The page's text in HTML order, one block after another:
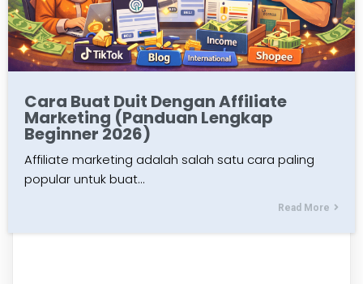
Cara Buat Duit Dengan Affiliate
Marketing (Panduan Lengkap
Beginner 2026)
Affiliate marketing adalah salah satu cara paling
popular untuk buat…
Read More